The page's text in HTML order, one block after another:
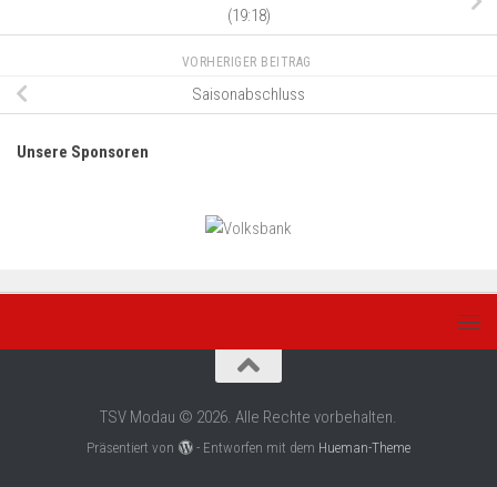
(19:18)
VORHERIGER BEITRAG
Saisonabschluss
Unsere Sponsoren
TSV Modau © 2026. Alle Rechte vorbehalten.
Präsentiert von - Entworfen mit dem Hueman-Theme